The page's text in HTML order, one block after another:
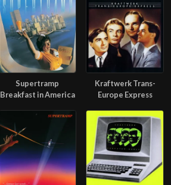
Supertramp
Breakfast in America
Kraftwerk Trans-
Europe Express